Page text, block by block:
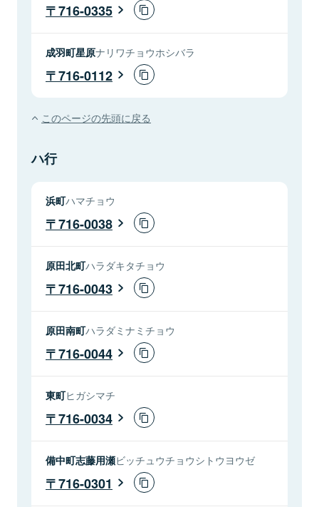
716-0335
成羽町星原ナリワチョウホシバラ
716-0112
このページの先頭に戻る
ハ行
浜町ハマチョウ
716-0038
原田北町ハラダキタチョウ
716-0043
原田南町ハラダミナミチョウ
716-0044
東町ヒガシマチ
716-0034
備中町志藤用瀬ビッチュウチョウシトウヨウゼ
716-0301